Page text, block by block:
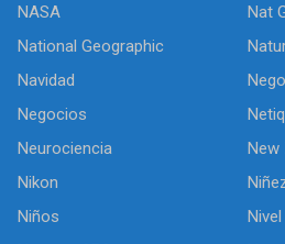
NASA
Nat
National Geographic
Navidad
Negocios
Neurociencia
New
Nikon
Niños
Nivel